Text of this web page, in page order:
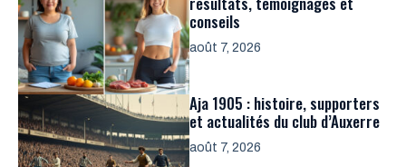
conseils
août 7, 2026
Aja 1905 : histoire, supporters
et actualités du club d’Auxerre
août 7, 2026